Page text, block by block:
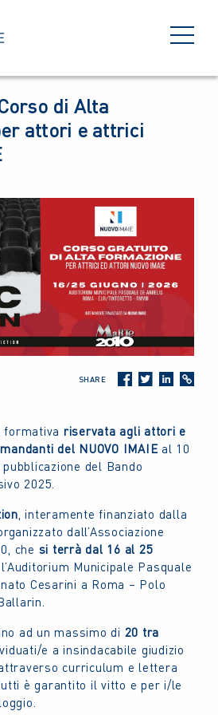
di Alta
attori e attrici
SHARE
formativa riservata agli attori e
del NUOVO IMAIE al 10
del Bando
2025.
, interamente finanziato dalla
dall’Associazione
che si terrà dal 16 al 25
Municipale Pasquale
Cesarini a Roma – Polo
ad un massimo di 20 tra
e a insindacabile giudizio
curriculum e lettera
è garantito il vitto e per i/le